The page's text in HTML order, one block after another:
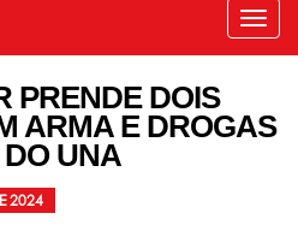
PRENDE DOIS
ARMA E DROGAS
UNA
2024